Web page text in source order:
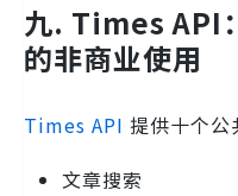
九. Times API
的非商业使用
Times API 提供十个公
文章搜索